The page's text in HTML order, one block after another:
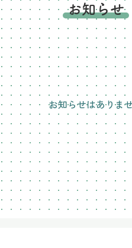
お知らせ
お知らせはありま